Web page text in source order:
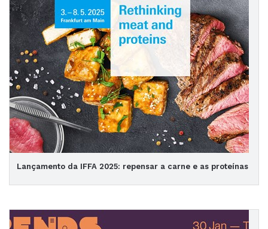
Lançamento da IFFA 2025: repensar a carne e as proteínas